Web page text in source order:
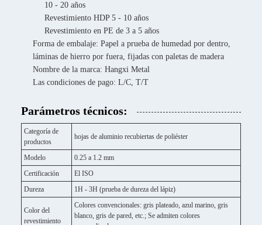
10 - 20 años
Revestimiento HDP 5 - 10 años
Revestimiento en PE de 3 a 5 años
Forma de embalaje: Papel a prueba de humedad por dentro,
láminas de hierro por fuera, fijadas con paletas de madera
Nombre de la marca: Hangxi Metal
Las condiciones de pago: L/C, T/T
Parámetros técnicos:
Categoría de
productos
hojas de aluminio recubiertas de poliéster
Modelo
0.25 a 1.2 mm
Certificación
El ISO
Dureza
1H - 3H (prueba de dureza del lápiz)
Color del
revestimiento
Colores convencionales: gris plateado, azul marino, gris
blanco, gris de pared, etc.; Se admiten colores